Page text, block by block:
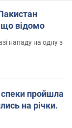
що відомо
нападу на одну з
спеки пройшла
на річки.